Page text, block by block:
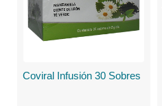
Coviral Infusión 30 Sobres